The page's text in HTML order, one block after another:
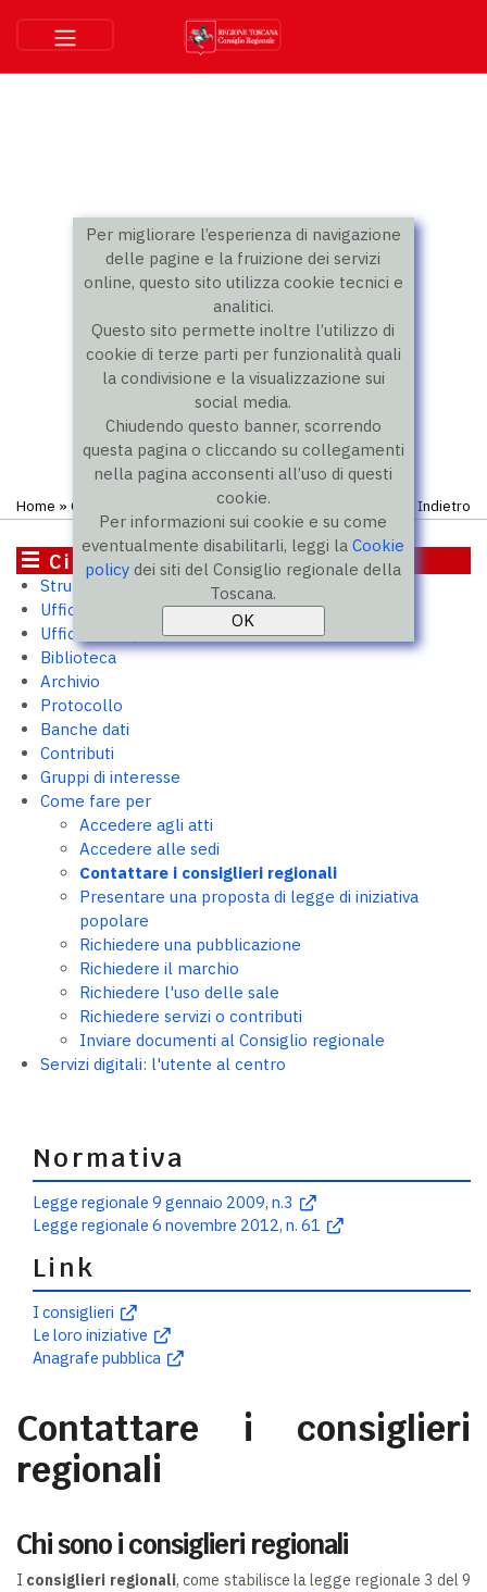
Per migliorare l’esperienza di navigazione
delle pagine e la fruizione dei servizi
online, questo sito utilizza cookie tecnici e
analitici.
Questo sito permette inoltre l’utilizzo di
cookie di terze parti per funzionalità quali
la condivisione e la visualizzazione sui
social media.
Chiudendo questo banner, scorrendo
questa pagina o cliccando su collegamenti
nella pagina acconsenti all’uso di questi
cookie.
Per informazioni sui cookie e su come
eventualmente disabilitarli, leggi laCookie
policy dei siti del Consiglio regionale della
Toscana.
Home » Come fare per » Contattare i consiglieri regionali Indietro
Cittadini
Struttura e uffici
Ufficio relazioni con il pubblico
Ufficio stampa
Biblioteca
Archivio
Protocollo
Banche dati
Contributi
Gruppi di interesse
Come fare per
Accedere agli atti
Accedere alle sedi
Contattare i consiglieri regionali
Presentare una proposta di legge di iniziativa
popolare
Richiedere una pubblicazione
Richiedere il marchio
Richiedere l'uso delle sale
Richiedere servizi o contributi
Inviare documenti al Consiglio regionale
Servizi digitali: l'utente al centro
Normativa
Legge regionale 9 gennaio 2009, n.3
Legge regionale 6 novembre 2012, n. 61
Link
I consiglieri
Le loro iniziative
Anagrafe pubblica
Contattare i consiglieri
regionali
Chi sono i consiglieri regionali
I consiglieri regionali, come stabilisce la legge regionale 3 del 9